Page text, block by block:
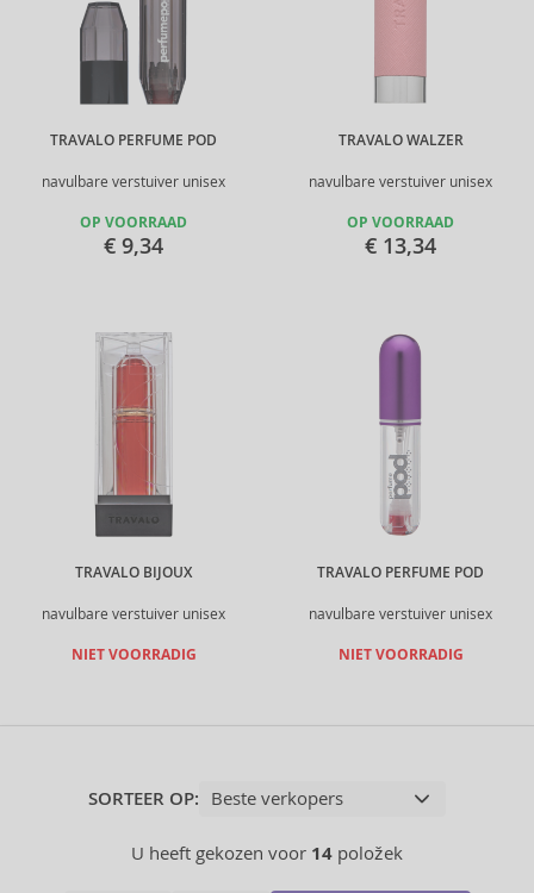
TRAVALO PERFUME POD
navulbare verstuiver unisex
OP VOORRAAD
€ 9,34
TRAVALO WALZER
navulbare verstuiver unisex
OP VOORRAAD
€ 13,34
TRAVALO BIJOUX
navulbare verstuiver unisex
NIET VOORRADIG
TRAVALO PERFUME POD
navulbare verstuiver unisex
NIET VOORRADIG
SORTEER OP:
U heeft gekozen voor 14 položek